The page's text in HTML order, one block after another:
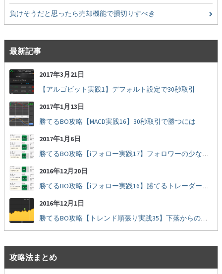
負けそうだと思ったら売却機能で損切りすべき
最新記事
2017年3月21日
【アルゴビット実践1】デフォルト設定で30秒取引
2017年1月13日
勝てるBO攻略【MACD実践16】30秒取引で勝つには
2017年1月6日
勝てるBO攻略【iフォロー実践17】フォロワーの少ない人をフォローする
2016年12月20日
勝てるBO攻略【iフォロー実践16】勝てるトレーダーを見抜く
2016年12月1日
勝てるBO攻略【トレンド順張り実践35】下落からの反発を見極める
攻略法まとめ